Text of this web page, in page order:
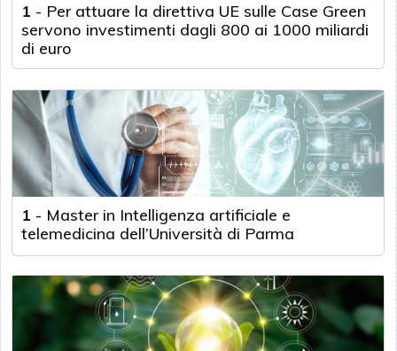
1 - Per attuare la direttiva UE sulle Case Green
servono investimenti dagli 800 ai 1000 miliardi
di euro
1 - Master in Intelligenza artificiale e
telemedicina dell’Università di Parma